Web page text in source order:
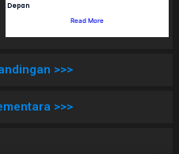
Depan
Read More
>>>
>>>